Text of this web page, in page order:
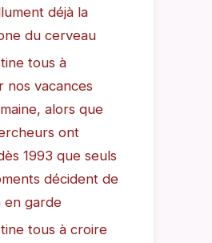
déjà la
du cerveau
tous à
nos vacances
alors que
ont
1993 que seuls
décident de
en garde
tous à croire